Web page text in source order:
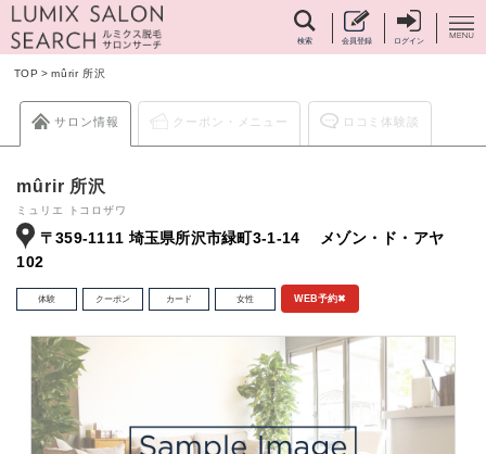
検索 会員登録 ログイン
TOP >mûrir 所沢
サロン情報 クーポン・メニュー ロコミ体験談
mûrir 所沢
ミュリエ トコロザワ
〒359-1111 埼玉県所沢市緑町3-1-14 メゾン・ド・アヤ
102
体験 クーポン カード 女性 WEB予約✖